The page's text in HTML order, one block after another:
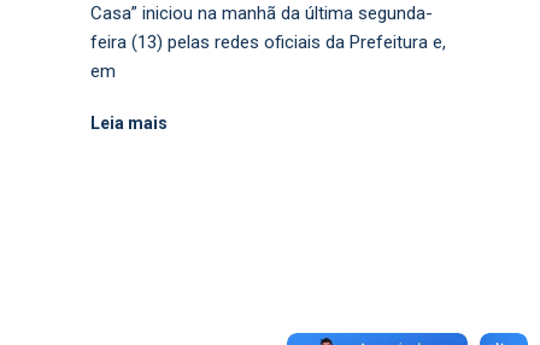
Casa” iniciou na manhã da última segunda-
feira (13) pelas redes oficiais da Prefeitura e,
em
Leia mais